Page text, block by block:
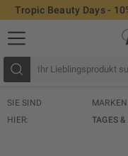
Tropic Beauty Days -
SIE SIND
HIER:
MARKEN
TAGES